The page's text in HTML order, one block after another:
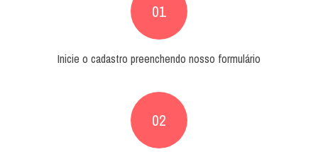
01
Inicie o cadastro preenchendo nosso formulário
02